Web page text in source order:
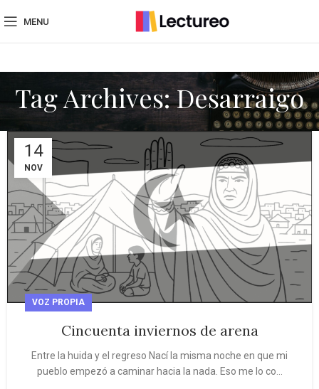
MENU
Tag Archives: Desarraigo
14
NOV
VOZ PROPIA
Cincuenta inviernos de arena
Entre la huida y el regreso Nací la misma noche en que mi
pueblo empezó a caminar hacia la nada. Eso me lo co...